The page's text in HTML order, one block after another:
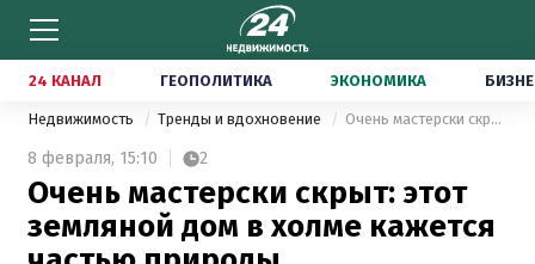
24 КАНАЛ ГЕОПОЛИТИКА ЭКОНОМИКА
Недвижимость Тренды и вдохновение Очень мастерски скрыт: этот земляной дом в холме кажется частью природы
8 февраля, 15:10 2
Очень мастерски скрыт: этот
земляной дом в холме кажется